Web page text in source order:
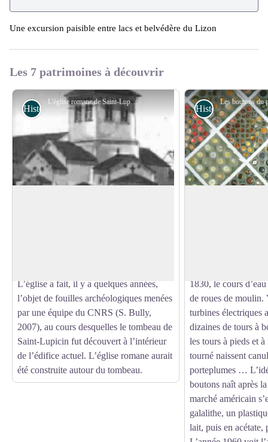
Une excursion paisible entre lacs et belvédère du Lizon
Les 7 patrimoines à découvrir
L'église romane de Saint-Lupicin - Roman Charpentier
Histoire et Patrimoine
L’église a fait, il y a quelques années,
l’objet de fouilles archéologiques menées
par une équipe du CNRS (S. Bully,
2007), au cours desquelles le tombeau de
Saint-Lupicin fut découvert à l’intérieur
de l’édifice actuel. L’église romane aurait
été construite autour du tombeau.
Histoire et
1830, le cours
de roues de moulin.
turbines électriques
dizaines de tours à
les tours à pieds et
tourné naissent
porteplumes …
boutons naît après
marché américain
galalithe, un
lait, puis en acétate,